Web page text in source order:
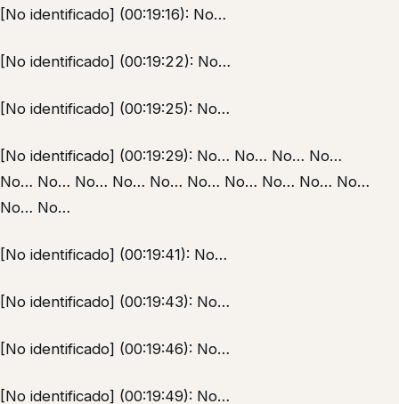
[No identificado] (00:19:16): No…
[No identificado] (00:19:22): No…
[No identificado] (00:19:25): No…
[No identificado] (00:19:29): No… No… No… No…
No… No… No… No… No… No… No… No… No… No…
No… No…
[No identificado] (00:19:41): No…
[No identificado] (00:19:43): No…
[No identificado] (00:19:46): No…
[No identificado] (00:19:49): No…